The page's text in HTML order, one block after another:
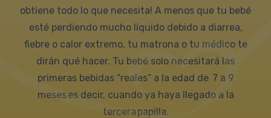
obtiene todo lo que necesita! A menos que tu bebé
esté perdiendo mucho líquido debido a diarrea,
fiebre o calor extremo, tu matrona o tu médico te
dirán qué hacer. Tu bebé solo necesitará las
primeras bebidas “reales” a la edad de 7 a 9
meses es decir, cuando ya haya llegado a la
tercera papilla.